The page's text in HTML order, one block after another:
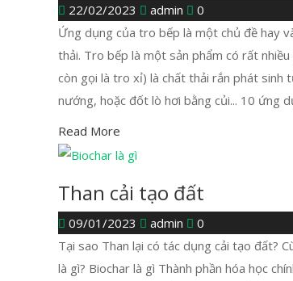
22/02/2023 admin
0
Ứng dụng của tro bếp là một chủ đề hay
thải. Tro bếp là một sản phẩm có rất
còn gọi là tro xỉ) là chất thải rắn phát sinh
nướng, hoặc đốt lò hơi bằng củi... 10 ứng
Read More
Than cải tạo đất
09/01/2023 admin
0
Tại sao Than lại có tác dụng cải tạo đất?
là gì? Biochar là gì Thành phần hóa học